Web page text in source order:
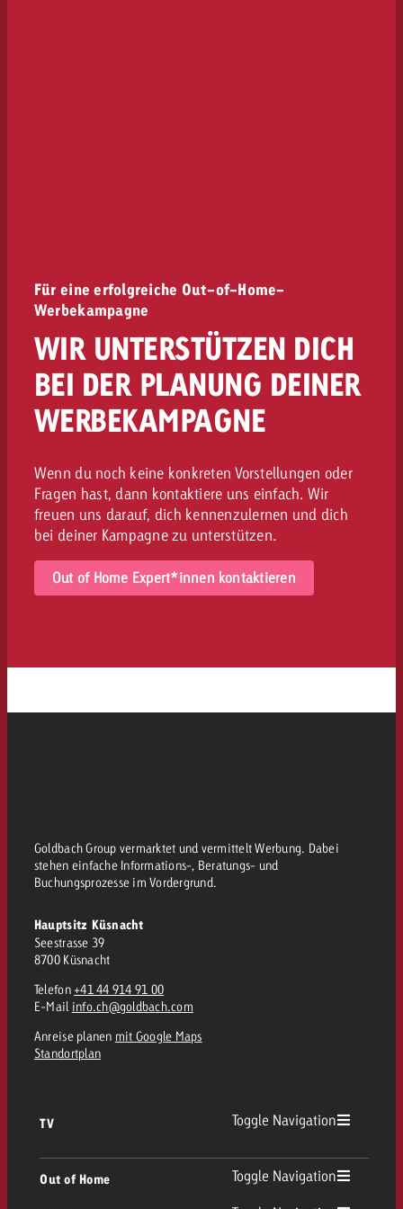
Für eine erfolgreiche Out-of-Home-
Werbekampagne
WIR UNTERSTÜTZEN DICH
BEI DER PLANUNG DEINER
WERBEKAMPAGNE
Wenn du noch keine konkreten Vorstellungen oder
Fragen hast, dann kontaktiere uns einfach. Wir
freuen uns darauf, dich kennenzulernen und dich
bei deiner Kampagne zu unterstützen.
Out of Home Expert*innen kontaktieren
Goldbach Group vermarktet und vermittelt Werbung. Dabei
stehen einfache Informations-, Beratungs- und
Buchungsprozesse im Vordergrund.
Hauptsitz Küsnacht
Seestrasse 39
8700 Küsnacht
Telefon +41 44 914 91 00
E-Mail info.ch@goldbach.com
Anreise planen mit Google Maps
Standortplan
TV Toggle Navigation
Out of Home Toggle Navigation